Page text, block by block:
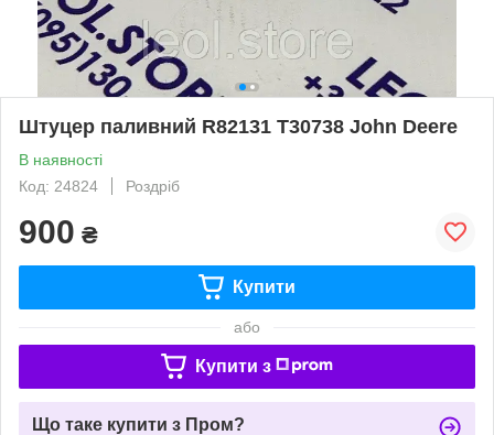
Штуцер паливний R82131 T30738 John Deere
В наявності
Код: 24824
Роздріб
900 ₴
Купити
або
Купити з
Що таке купити з Пром?